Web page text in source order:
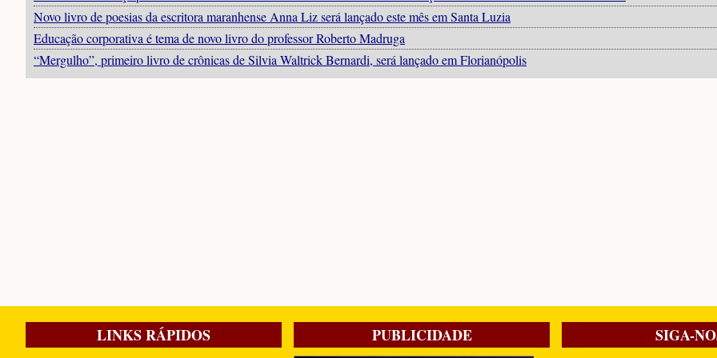
Novo livro de poesias da escritora maranhense Anna Liz será lançado este mês em Santa Luzia
Educação corporativa é tema de novo livro do professor Roberto Madruga
“Mergulho”, primeiro livro de crônicas de Silvia Waltrick Bernardi, será lançado em Florianópolis
LINKS RÁPIDOS PUBLICIDADE SIGA-